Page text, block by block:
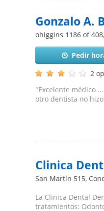
Gonzalo A.
ohiggins 1186 of 408,
Pedir
2
"Excelente médico
otro dentista no
Clinica
San Martín 515,
La Clinica Dental
tratamientos: